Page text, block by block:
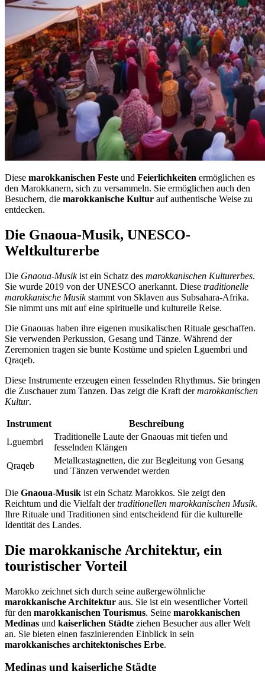
Diese marokkanischen Feste und Feierlichkeiten ermöglichen es
den Marokkanern, sich zu versammeln. Sie ermöglichen auch den
Besuchern, die marokkanische Kultur auf authentische Weise zu
entdecken.
Die Gnaoua-Musik, UNESCO-
Weltkulturerbe
Die Gnaoua-Musikist ein Schatz des marokkanischen Kulturerbes.
Sie wurde 2019 von der UNESCO anerkannt. Diese traditionelle
marokkanische Musikstammt von Sklaven aus Subsahara-Afrika.
Sie nimmt uns mit auf eine spirituelle und kulturelle Reise.
Die Gnaouas haben ihre eigenen musikalischen Rituale geschaffen.
Sie verwenden Perkussion, Gesang und Tänze. Während der
Zeremonien tragen sie bunte Kostüme und spielen Lguembri und
Qraqeb.
Diese Instrumente erzeugen einen fesselnden Rhythmus. Sie bringen
die Zuschauer zum Tanzen. Das zeigt die Kraft dermarokkanischen
Kultur.
Instrument
Beschreibung
Lguembri
Traditionelle Laute der Gnaouas mit tiefen und
fesselnden Klängen
Qraqeb
Metallcastagnetten, die zur Begleitung von Gesang
und Tänzen verwendet werden
Die Gnaoua-Musik ist ein Schatz Marokkos. Sie zeigt den
Reichtum und die Vielfalt dertraditionellen marokkanischen Musik.
Ihre Rituale und Traditionen sind entscheidend für die kulturelle
Identität des Landes.
Die marokkanische Architektur, ein
touristischer Vorteil
Marokko zeichnet sich durch seine außergewöhnliche
marokkanische Architektur aus. Sie ist ein wesentlicher Vorteil
für den marokkanischen Tourismus. Seine marokkanischen
Medinas und kaiserlichen Städte ziehen Besucher aus aller Welt
an. Sie bieten einen faszinierenden Einblick in sein
marokkanisches architektonisches Erbe.
Medinas und kaiserliche Städte